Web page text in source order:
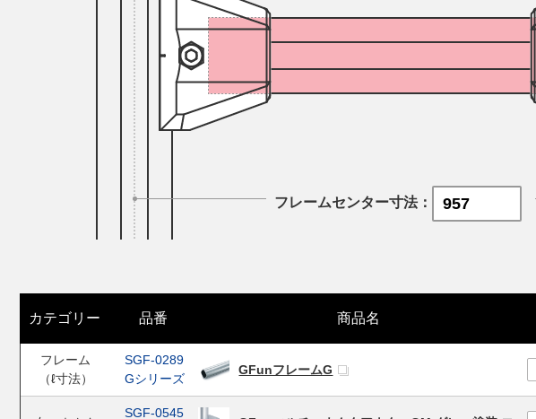
フレームセンター寸法：
カテゴリー 品番 商品名
フレーム
（ℓ寸法）
SGF-0289
Gシリーズ
GFunフレームG
SGF-0545